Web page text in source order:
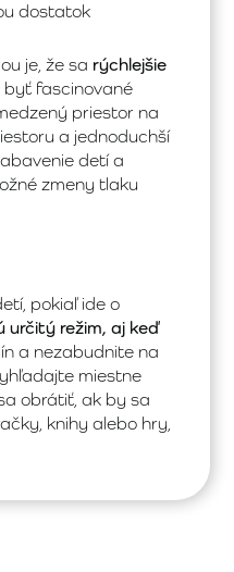
dostatok
je, že sa rýchlejšie
byť fascinované
priestor na
a jednoduchší
detí a
zmeny tlaku
pokiaľ ide o
určitý režim, aj keď
a nezabudnite na
miestne
obrátiť, ak by sa
knihy alebo hry,